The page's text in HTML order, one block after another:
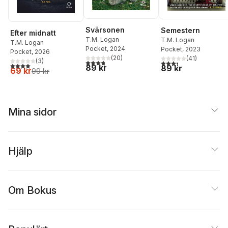
Efter midnatt
T.M. Logan
Pocket, 2026
4,0utav 5 stjärnor. Totalt antal röster:
(3)
69 kr99 kr
Svärsonen
T.M. Logan
Pocket, 2024
3,8utav 5 stjärnor. Totalt antal röster:
(20)
89 kr
Semestern
T.M. Logan
Pocket, 2023
3,4utav 5 stjärnor.
(41)
89 kr
Mina sidor
Hjälp
Om Bokus